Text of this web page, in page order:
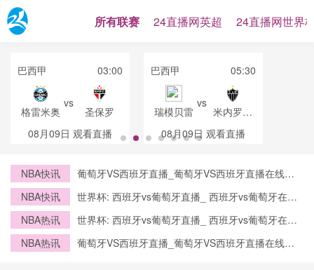
所有联赛 24直播网英超 24直播网世界
巴西甲 03:00
格雷米奥
vs
圣保罗
08月09日 观看直播
巴西甲 05:30
瑞模贝雷
vs
米内罗竞
技
08月09日 观看直播
NBA快讯
葡萄牙VS西班牙直播_葡萄牙VS西班牙直播在线观
NBA快讯
世界杯: 西班牙vs葡萄牙直播_ 西班牙vs葡萄牙在线
NBA热讯
世界杯: 西班牙vs葡萄牙直播_ 西班牙vs葡萄牙在线
NBA热讯
葡萄牙VS西班牙直播_葡萄牙VS西班牙直播在线观